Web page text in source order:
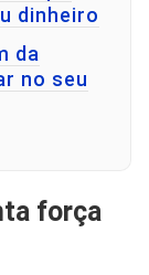
dinheiro
da
no seu
força